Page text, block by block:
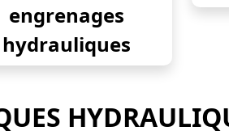
engrenages
hydrauliques